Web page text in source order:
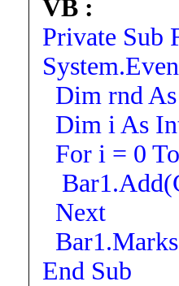
VB :
Private Sub
Dim rnd
Dim i As
For i = 0
Next
End Sub